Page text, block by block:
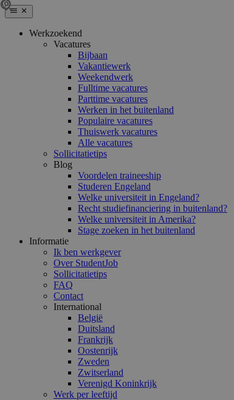
Werkzoekend
Vacatures
Bijbaan
Vakantiewerk
Weekendwerk
Fulltime vacatures
Parttime vacatures
Werken in het buitenland
Populaire vacatures
Thuiswerk vacatures
Alle vacatures
Sollicitatietips
Blog
Voordelen traineeship
Studeren Engeland
Welke universiteit in Engeland?
Recht studiefinanciering in buitenland?
Welke universiteit in Amerika?
Stage zoeken in het buitenland
Informatie
Ik ben werkgever
Over StudentJob
Sollicitatietips
FAQ
Contact
International
België
Duitsland
Frankrijk
Oostenrijk
Zweden
Zwitserland
Verenigd Koninkrijk
Werk per leeftijd